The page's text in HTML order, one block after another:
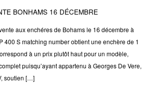
BONHAMS 16 DÉCEMBRE
aux enchéres de Bohams le 16 décembre à
400 S matching number obtient une enchère de 1
à un prix plutôt haut pour un modèle,
puisqu’ayant appartenu à Georges De Vere,
soutien […]